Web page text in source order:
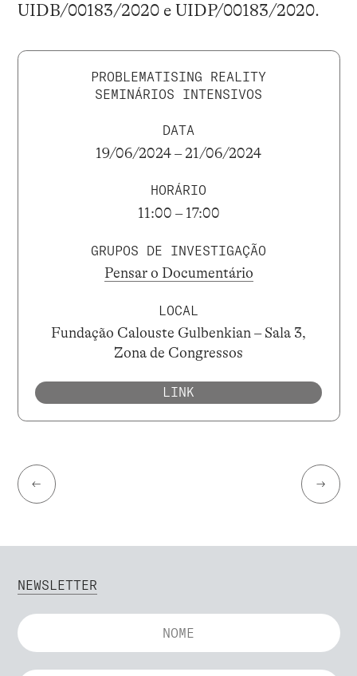
UIDB/00183/2020 e UIDP/00183/2020.
PROBLEMATISING REALITY
SEMINÁRIOS INTENSIVOS
DATA
19/06/2024 – 21/06/2024
HORÁRIO
11:00 – 17:00
GRUPOS DE INVESTIGAÇÃO
Pensar o Documentário
LOCAL
Fundação Calouste Gulbenkian – Sala 3,
Zona de Congressos
LINK
← →
NEWSLETTER